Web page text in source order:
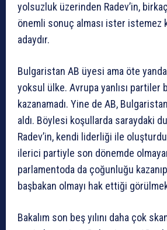
yolsuzluk üzerinden Radev’in,
önemli sonuç alması ister istemez
adaydır.
Bulgaristan AB üyesi ama öte
yoksul ülke. Avrupa yanlısı partiler
kazanamadı. Yine de AB,
aldı. Böylesi koşullarda saraydaki
Radev’in, kendi liderliği ile
ilerici partiyle son dönemde
parlamentoda da çoğunluğu
başbakan olmayı hak ettiği
Bakalım son beş yılını daha çok